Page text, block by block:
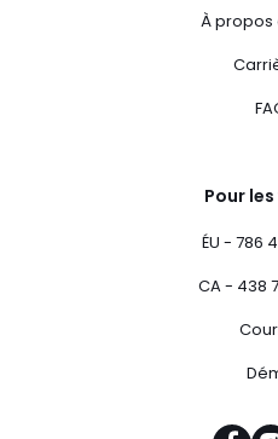
À propos
Pour
ÉU - 786
CA - 438